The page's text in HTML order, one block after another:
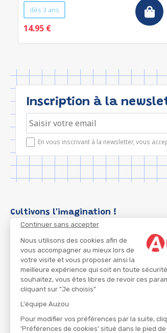
Continuer sans accepter
Nous utilisons des cookies afin de
vous accompagner au mieux lors de
votre visite et vous proposer ainsi la
meilleure expérience qui soit en toute
souhaitez, vous êtes libres de revoir ces
cliquant sur "Je choisis"
L'équipe Auzou
Pour modifier vos préférences par la suite,
'Préférences de cookies' situé dans le pied de
dès 3 ans
14.95 €
Inscription à la
En vous inscrivant à la newsletter, vous
Cultivons l'imagination !